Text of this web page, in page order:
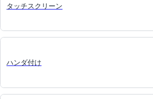
タッチスクリーン
ハンダ付け